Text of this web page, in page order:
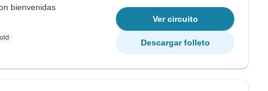
bienvenidas
Ver circuito
Descargar folleto